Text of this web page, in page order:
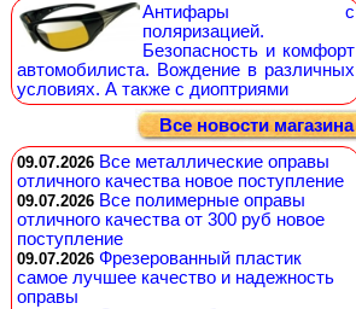
Антифары с
поляризацией.
Безопасность и комфорт
автомобилиста. Вождение в различных
условиях. А также с диоптриями
Все новости магазина
09.07.2026 Все металлические оправы
отличного качества новое поступление
09.07.2026 Все полимерные оправы
отличного качества от 300 руб новое
поступление
09.07.2026 Фрезерованный пластик
самое лучшее качество и надежность
оправы